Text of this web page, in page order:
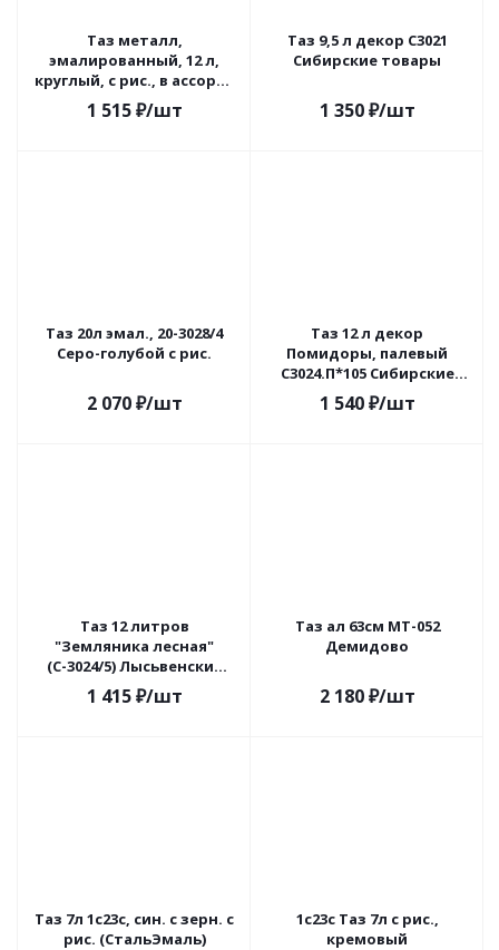
Таз металл,
эмалированный, 12 л,
круглый, с рис., в ассорт.,
43004-242/4
1 515₽/шт
Таз 9,5 л декор С3021
Сибирские товары
1 350₽/шт
Таз 20л эмал., 20-3028/4
Серо-голубой с рис.
2 070₽/шт
Таз 12 л декор
Помидоры, палевый
С3024.П*105 Сибирские
товары
1 540₽/шт
Таз 12 литров
"Земляника лесная"
(С-3024/5) Лысьвенские
эмали
1 415₽/шт
Таз ал 63см МТ-052
Демидово
2 180₽/шт
Таз 7л 1с23с, син. с зерн. с
рис. (СтальЭмаль)
1с23с Таз 7л с рис.,
кремовый